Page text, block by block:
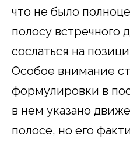
что не было
полосу встречного
сослаться на
Особое внимание
формулировки в
в нем указано
полосе, но его